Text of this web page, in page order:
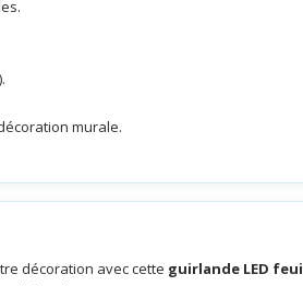
murale.
décoration avec cette guirlande LED